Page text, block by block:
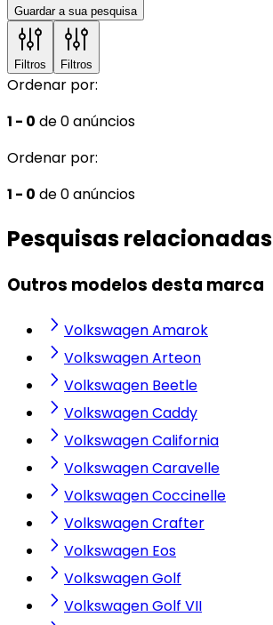
Guardar a sua pesquisa
Filtros Filtros
Ordenar por:
1 - 0 de 0 anúncios
Ordenar por:
1 - 0 de 0 anúncios
Pesquisas relacionadas
Outros modelos desta marca
Volkswagen Amarok
Volkswagen Arteon
Volkswagen Beetle
Volkswagen Caddy
Volkswagen California
Volkswagen Caravelle
Volkswagen Coccinelle
Volkswagen Crafter
Volkswagen Eos
Volkswagen Golf
Volkswagen Golf VII